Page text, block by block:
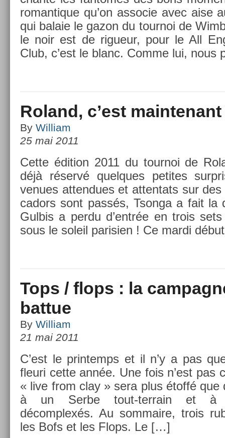
roman­tique qu’on as­socie avec aise
qui balaie le gazon du tour­noi de
le noir est de rigueur, pour le All
Club, c’est le blanc. Comme lui,
Roland, c’est
By William
25 mai 2011
Cette édi­tion 2011 du tour­noi de
déjà réservé quel­ques petites
venues at­tendues et at­tentats sur
cadors sont passés, Tson­ga a fait la
Gul­bis a perdu d’entrée en trois
sous le sol­eil parisi­en ! Ce mardi
Tops / flops : la
battue
By William
21 mai 2011
C’est le prin­temps et il n’y a pas
fleuri cette année. Une fois n’est pas
« live from clay » sera plus étoffé que
à un Serbe tout-terrain et à
décomplexés. Au som­maire, trois
les Bofs et les Flops. Le […]